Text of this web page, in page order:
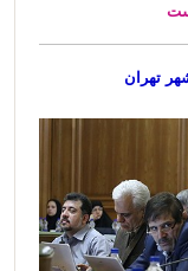
تهران